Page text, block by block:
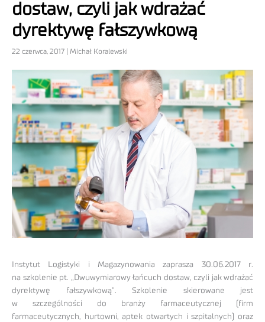
dostaw, czyli jak wdrażać
dyrektywę fałszywkową
22 czerwca, 2017 | Michał Koralewski
Instytut Logistyki i Magazynowania zaprasza 30.06.2017 r.
na szkolenie pt. „Dwuwymiarowy łańcuch dostaw, czyli jak wdrażać
dyrektywę fałszywkową”. Szkolenie skierowane jest
w szczególności do branży farmaceutycznej (firm
farmaceutycznych, hurtowni, aptek otwartych i szpitalnych) oraz